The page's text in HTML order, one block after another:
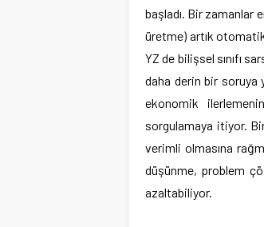
başladı. Bir zamanlar
üretme) artık
YZ de bilişsel sınıfı
daha derin bir soruya
ekonomik
sorgulamaya itiyor. Bir
verimli olmasına
düşünme, problem
azaltabiliyor.